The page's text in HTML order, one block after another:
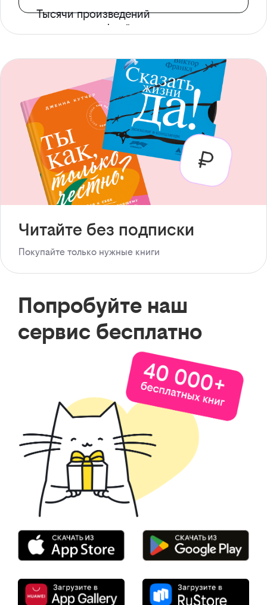
Тысячи произведений
с доступом офлайн
Читайте без подписки
Покупайте только нужные книги
Попробуйте наш
сервис бесплатно